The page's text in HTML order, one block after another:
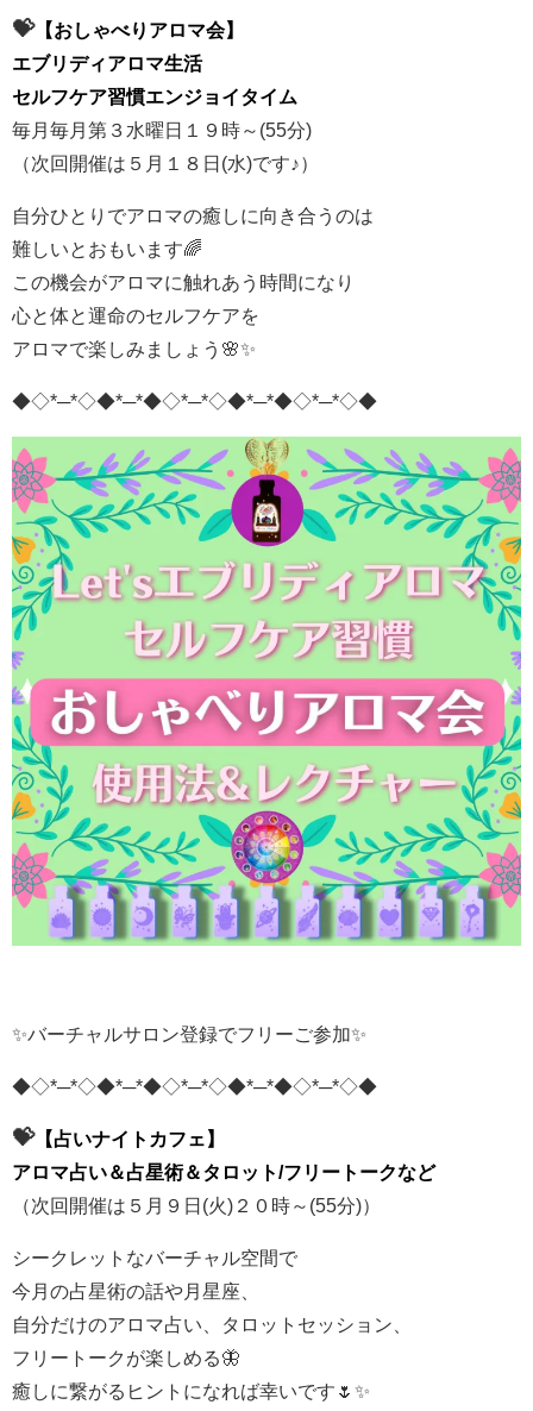
💝【おしゃべりアロマ会】
エブリディアロマ生活
セルフケア習慣エンジョイタイム
毎月毎月第３水曜日１９時～(55分)
（次回開催は５月１８日(水)です♪）
自分ひとりでアロマの癒しに向き合うのは
難しいとおもいます🌈
この機会がアロマに触れあう時間になり
心と体と運命のセルフケアを
アロマで楽しみましょう🌸✨
◆◇*─*◇◆*─*◆◇*─*◇◆*─*◆◇*─*◇◆
✨バーチャルサロン登録でフリーご参加✨
◆◇*─*◇◆*─*◆◇*─*◇◆*─*◆◇*─*◇◆
💝【占いナイトカフェ】
アロマ占い＆占星術＆タロット/フリートークなど
（次回開催は５月９日(火)２０時～(55分)）
シークレットなバーチャル空間で
今月の占星術の話や月星座、
自分だけのアロマ占い、タロットセッション、
フリートークが楽しめる🦋
癒しに繋がるヒントになれば幸いです🌷✨